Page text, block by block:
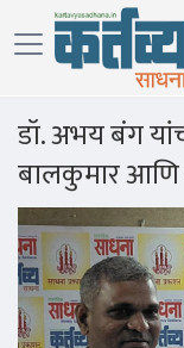
डॉ. अभय बंग
बालकुमार आणि